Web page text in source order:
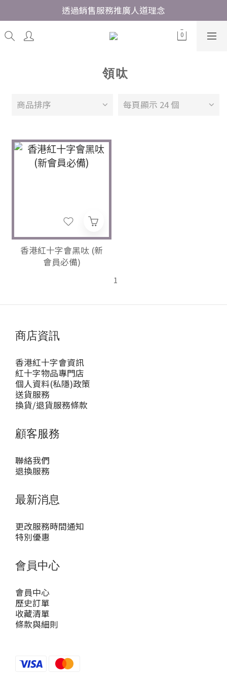
透過銷售服務推廣人道理念
領呔
商品排序 每頁顯示 24 個
香港紅十字會黑呔 (新
會員必備)
1
商店資訊
香港紅十字會資訊
紅十字物品專門店
個人資料(私隱)政策
送貨服務
換貨/退貨服務條款
顧客服務
聯絡我們
退換服務
最新消息
更改服務時間通知
特別優惠
會員中心
會員中心
歷史訂單
收藏清單
條款與細則